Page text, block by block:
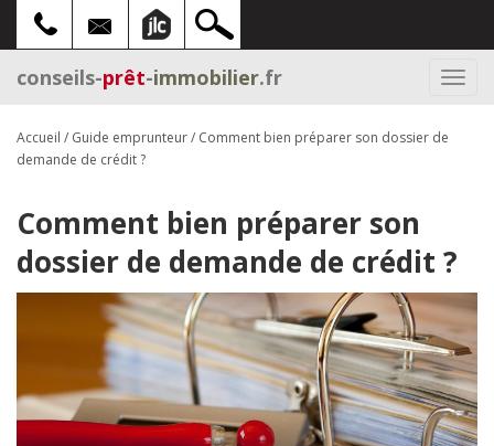
conseils-prêt-immobilier.fr
Accueil / Guide emprunteur/ Comment bien préparer son dossier de
demande de crédit ?
Comment bien préparer son
dossier de demande de crédit ?